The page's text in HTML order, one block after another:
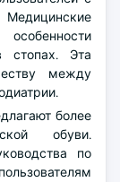
Эта
между
более
обуви.
по